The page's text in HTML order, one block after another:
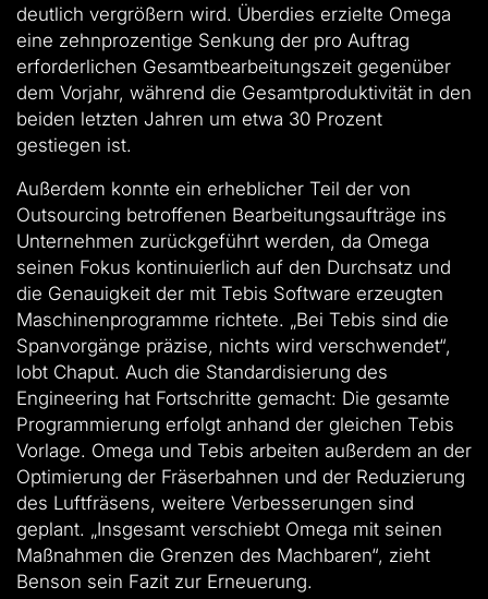
deutlich vergrößern wird. Überdies erzielte Omega
eine zehnprozentige Senkung der pro Auftrag
erforderlichen Gesamtbearbeitungszeit gegenüber
dem Vorjahr, während die Gesamtproduktivität in den
beiden letzten Jahren um etwa 30 Prozent
gestiegen ist.
Außerdem konnte ein erheblicher Teil der von
Outsourcing betroffenen Bearbeitungsaufträge ins
Unternehmen zurückgeführt werden, da Omega
seinen Fokus kontinuierlich auf den Durchsatz und
die Genauigkeit der mit Tebis Software erzeugten
Maschinenprogramme richtete. „Bei Tebis sind die
Spanvorgänge präzise, nichts wird verschwendet“,
lobt Chaput. Auch die Standardisierung des
Engineering hat Fortschritte gemacht: Die gesamte
Programmierung erfolgt anhand der gleichen Tebis
Vorlage. Omega und Tebis arbeiten außerdem an der
Optimierung der Fräserbahnen und der Reduzierung
des Luftfräsens, weitere Verbesserungen sind
geplant. „Insgesamt verschiebt Omega mit seinen
Maßnahmen die Grenzen des Machbaren“, zieht
Benson sein Fazit zur Erneuerung.